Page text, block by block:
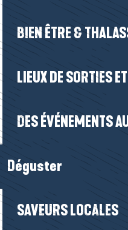
BIEN ÊTRE &
LIEUX DE SORTIES
DES ÉVÉNEMENTS
Déguster
SAVEURS LOCALES
on garde en tête une
le lieu de travail des
scène. Chaque talus,
d’eau fait partie d’un
jamais.
pour la balade à
quand on est
sont en pleine récolte,
circulent, et ils
approche de trop près.